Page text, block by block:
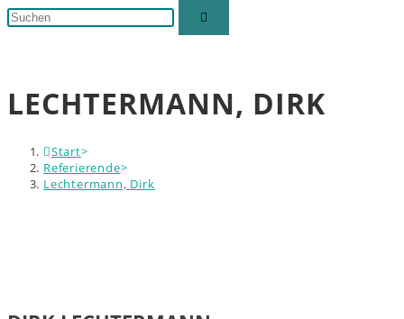
umschalten
Diese
LECHTERMANN, DIRK
Start>
Referierende>
Lechtermann, Dirk